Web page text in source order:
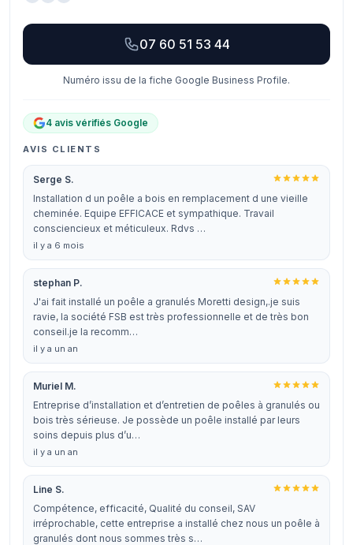
07 60 51 53 44
Numéro issu de la fiche Google Business Profile.
4 avis vérifiés Google
AVIS CLIENTS
Serge S.
Installation d un poêle a bois en remplacement d une vieille
cheminée. Equipe EFFICACE et sympathique. Travail
consciencieux et méticuleux. Rdvs …
il y a 6 mois
stephan P.
J'ai fait installé un poêle a granulés Moretti design,.je suis
ravie, la société FSB est très professionnelle et de très bon
conseil.je la recomm…
il y a un an
Muriel M.
Entreprise d’installation et d’entretien de poêles à granulés ou
bois très sérieuse. Je possède un poêle installé par leurs
soins depuis plus d’u…
il y a un an
Line S.
Compétence, efficacité, Qualité du conseil, SAV
irréprochable, cette entreprise a installé chez nous un poêle à
granulés dont nous sommes très s…